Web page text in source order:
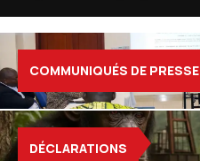
COMMUNIQUÉS DE PRESSE
DÉCLARATIONS